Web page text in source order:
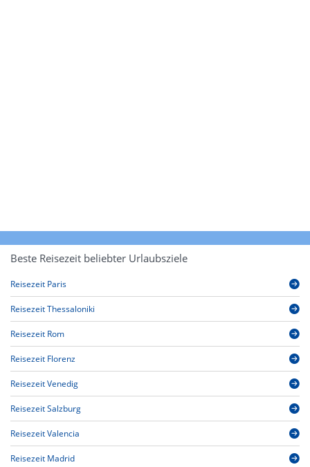
Beste Reisezeit beliebter Urlaubsziele
Reisezeit Paris
Reisezeit Thessaloniki
Reisezeit Rom
Reisezeit Florenz
Reisezeit Venedig
Reisezeit Salzburg
Reisezeit Valencia
Reisezeit Madrid